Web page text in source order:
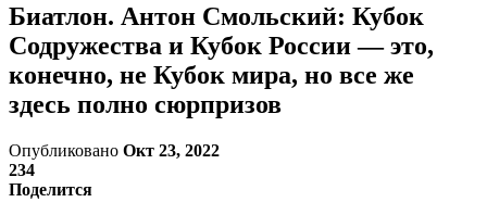
Биатлон. Антон Смольский: Кубок
Содружества и Кубок России — это,
конечно, не Кубок мира, но все же
здесь полно сюрпризов
Опубликовано Окт 23, 2022
234
Поделится